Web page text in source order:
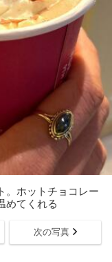
。ホットチョコレー
めてくれる
次の写真